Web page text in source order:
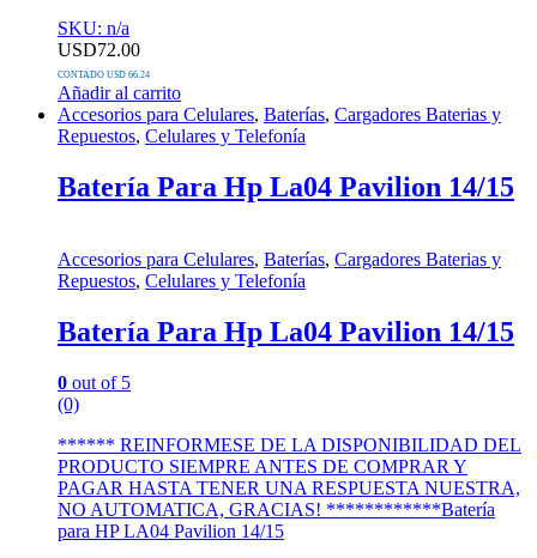
SKU: n/a
USD72.00
CONTADO USD 66.24
Añadir al carrito
Accesorios para Celulares, Baterías, Cargadores Baterias y
Repuestos, Celulares y Telefonía
Batería Para Hp La04 Pavilion 14/15
Accesorios para Celulares, Baterías, Cargadores Baterias y
Repuestos, Celulares y Telefonía
Batería Para Hp La04 Pavilion 14/15
0 out of 5
(0)
****** REINFORMESE DE LA DISPONIBILIDAD DEL
PRODUCTO SIEMPRE ANTES DE COMPRAR Y
PAGAR HASTA TENER UNA RESPUESTA NUESTRA,
NO AUTOMATICA, GRACIAS! ************Batería
para HP LA04 Pavilion 14/15